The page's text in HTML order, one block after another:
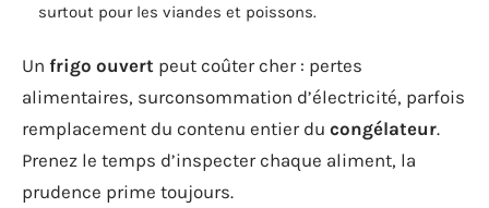
surtout pour les viandes et poissons.
Un frigo ouvert peut coûter cher : pertes
alimentaires, surconsommation d’électricité, parfois
remplacement du contenu entier du congélateur.
Prenez le temps d’inspecter chaque aliment, la
prudence prime toujours.